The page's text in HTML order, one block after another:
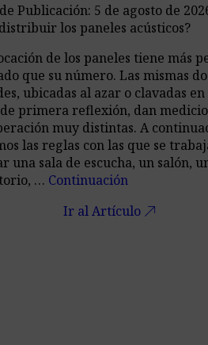
Publicación: 5 de agosto de
los paneles acústicos?
de los paneles tiene más
que su número. Las mismas
ubicadas al azar o clavadas
primera reflexión, dan
muy distintas. A
las reglas con las que se
una sala de escucha, un salón,
… Continuación
Ir al Artículo call_made